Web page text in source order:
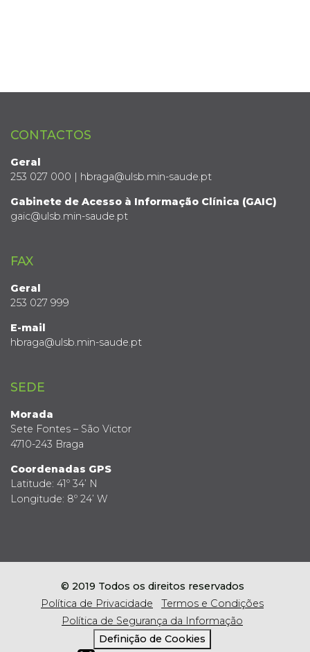
CONTACTOS
Geral
253 027 000 | hbraga@ulsb.min-saude.pt
Gabinete de Acesso à Informação Clínica (GAIC)
gaic@ulsb.min-saude.pt
FAX
Geral
253 027 999
E-mail
hbraga@ulsb.min-saude.pt
SEDE
Morada
Sete Fontes – São Victor
4710-243 Braga
Coordenadas GPS
Latitude: 41º 34’ N
Longitude: 8º 24’ W
© 2019 Todos os direitos reservados
Política de Privacidade
Termos e Condições
Política de Segurança da Informação
Definição de Cookies